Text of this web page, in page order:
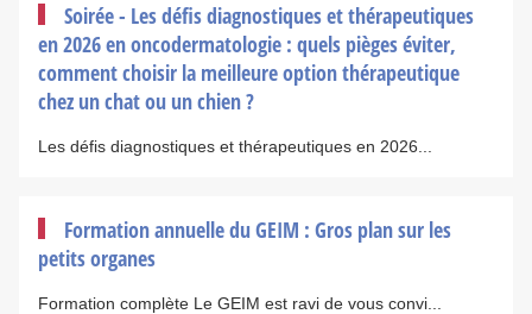
Soirée - Les défis diagnostiques et thérapeutiques
en 2026 en oncodermatologie : quels pièges éviter,
comment choisir la meilleure option thérapeutique
chez un chat ou un chien ?
Les défis diagnostiques et thérapeutiques en 2026...
Formation annuelle du GEIM : Gros plan sur les
petits organes
Formation complète Le GEIM est ravi de vous convi...